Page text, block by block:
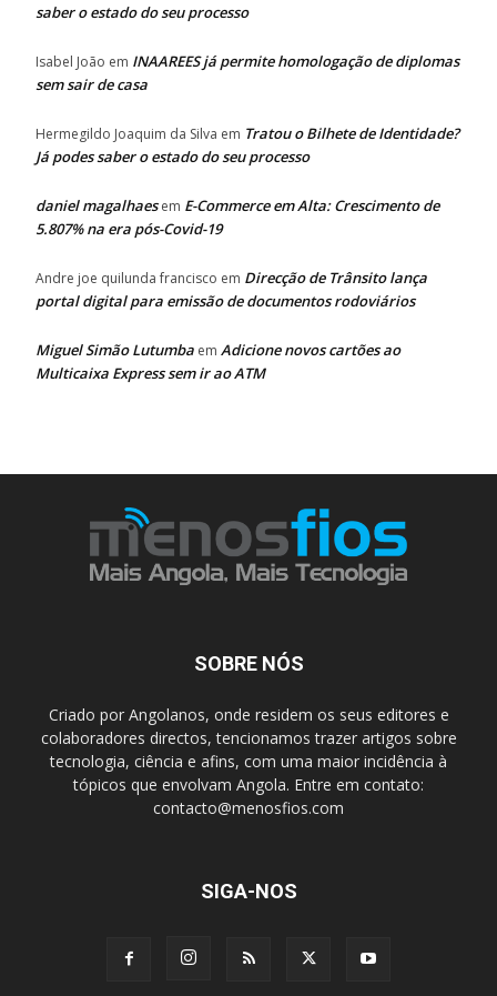
saber o estado do seu processo
Isabel João em INAAREES já permite homologação de diplomas
sem sair de casa
Hermegildo Joaquim da Silva em Tratou o Bilhete de Identidade?
Já podes saber o estado do seu processo
daniel magalhaesem E-Commerce em Alta: Crescimento de
5.807% na era pós-Covid-19
Andre joe quilunda francisco em Direcção de Trânsito lança
portal digital para emissão de documentos rodoviários
Miguel Simão Lutumba em Adicione novos cartões ao
Multicaixa Express sem ir ao ATM
SOBRE NÓS
Criado por Angolanos, onde residem os seus editores e
colaboradores directos, tencionamos trazer artigos sobre
tecnologia, ciência e afins, com uma maior incidência à
tópicos que envolvam Angola. Entre em contato:
contacto@menosfios.com
SIGA-NOS